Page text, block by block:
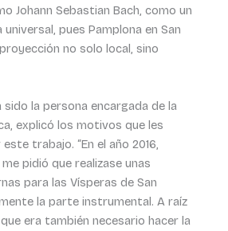
Johann Sebastian Bach, como un
pues Pamplona en San
no solo local, sino
sido la persona encargada de la
explicó los motivos que les
trabajo. “En el año 2016,
pidió que realizase unas
para las Vísperas de San
la parte instrumental. A raíz
era también necesario hacer la